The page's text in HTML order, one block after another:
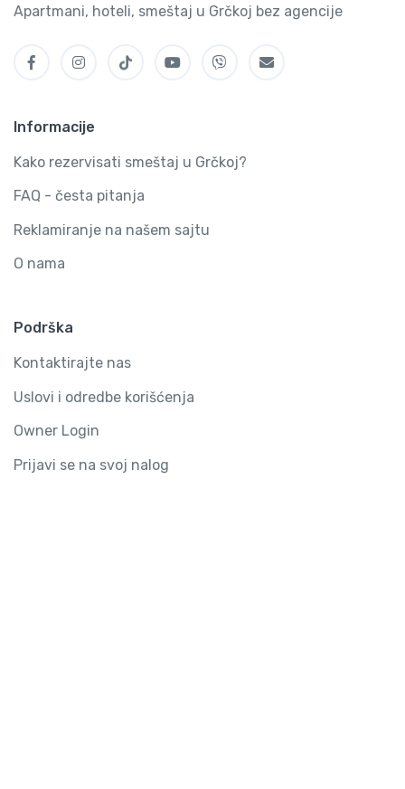
Apartmani, hoteli, smeštaj u Grčkoj bez agencije
Informacije
Kako rezervisati smeštaj u Grčkoj?
FAQ - česta pitanja
Reklamiranje na našem sajtu
O nama
Podrška
Kontaktirajte nas
Uslovi i odredbe korišćenja
Owner Login
Prijavi se na svoj nalog